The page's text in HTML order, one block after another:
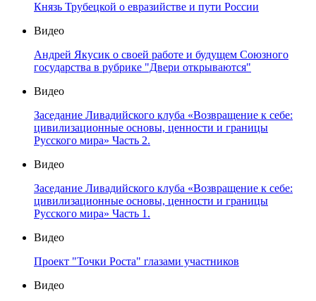
Князь Трубецкой о евразийстве и пути России
Видео
Андрей Якусик о своей работе и будущем Союзного
государства в рубрике "Двери открываются"
Видео
Заседание Ливадийского клуба «Возвращение к себе:
цивилизационные основы, ценности и границы
Русского мира» Часть 2.
Видео
Заседание Ливадийского клуба «Возвращение к себе:
цивилизационные основы, ценности и границы
Русского мира» Часть 1.
Видео
Проект "Точки Роста" глазами участников
Видео